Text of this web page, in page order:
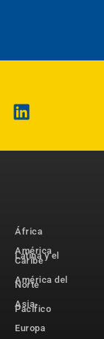
África
América
Latina y el
Caribe
América del
Norte
Asia-
Pacífico
Europa